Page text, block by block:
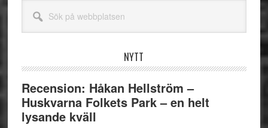
webbplatsen
NYTT
Recension: Håkan Hellström –
Huskvarna Folkets Park – en helt
lysande kväll